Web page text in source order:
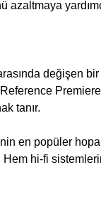
azaltmaya
değişen
tanır.
en popüler
hi-fi